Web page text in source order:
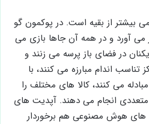
بیشتر از بقیه است. در پوکمون گو
آورد و در همه آن جاها بازی می
در فضای باز پرسه می زنند و
تناسب اندام مبارزه می کنند، با
می کنند، کالا های مختلف را
انجام می دهند. آپدیت های
های هوش مصنوعی هم برخوردار